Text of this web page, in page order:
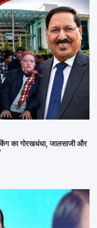
गोरखधंधा, जालसाजी और